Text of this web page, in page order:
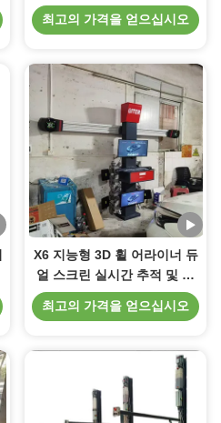
최고의 가격을 얻으십시오
X6 지능형 3D 휠 어라이너 듀
얼 스크린 실시간 추적 및 고
정밀 3D 이미징
최고의 가격을 얻으십시오